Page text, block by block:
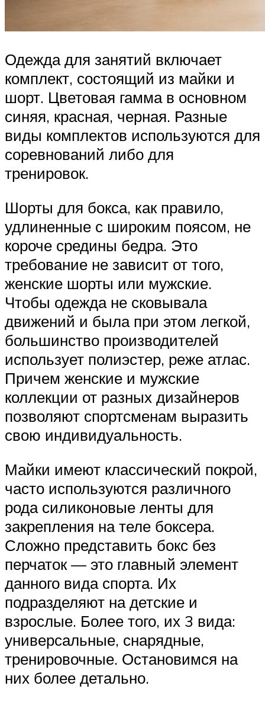
Одежда для занятий включает
комплект, состоящий из майки и
шорт. Цветовая гамма в основном
синяя, красная, черная. Разные
виды комплектов используются для
соревнований либо для
тренировок.
Шорты для бокса, как правило,
удлиненные с широким поясом, не
короче средины бедра. Это
требование не зависит от того,
женские шорты или мужские.
Чтобы одежда не сковывала
движений и была при этом легкой,
большинство производителей
использует полиэстер, реже атлас.
Причем женские и мужские
коллекции от разных дизайнеров
позволяют спортсменам выразить
свою индивидуальность.
Майки имеют классический покрой,
часто используются различного
рода силиконовые ленты для
закрепления на теле боксера.
Сложно представить бокс без
перчаток — это главный элемент
данного вида спорта. Их
подразделяют на детские и
взрослые. Более того, их 3 вида:
универсальные, снарядные,
тренировочные. Остановимся на
них более детально.